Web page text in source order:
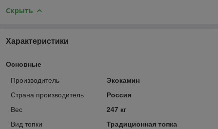
Скрыть
Характеристики
Основные
Производитель
Экокамин
Страна производитель
Россия
Вес
247 кг
Вид топки
Традиционная топка